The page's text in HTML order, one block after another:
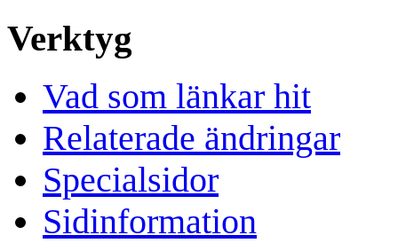
Verktyg
Vad som länkar hit
Relaterade ändringar
Specialsidor
Sidinformation